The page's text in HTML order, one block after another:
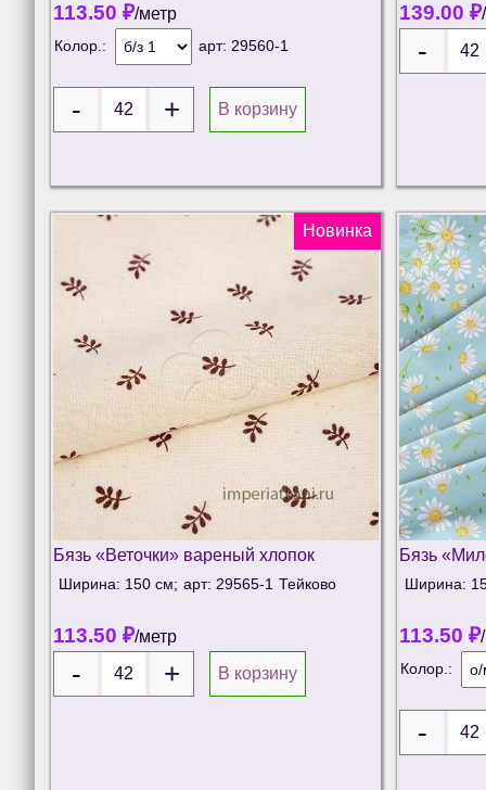
113.50 ₽/метр
Колор.: арт: 29560-1
В корзину
139.00 ₽
Новинка
Бязь «Веточки» вареный хлопок
Ширина: 150 см; арт: 29565-1 Тейково
113.50 ₽/метр
В корзину
Бязь
Ширина:
113.50 ₽
Колор.: